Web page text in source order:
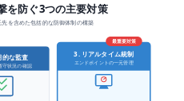
を防ぐ3つの主要対策
を含めた包括的な防御体制の構築
的な監査
守状況の確認
最重要対策
3. リアルタイム統制
エンドポイントの一元管理